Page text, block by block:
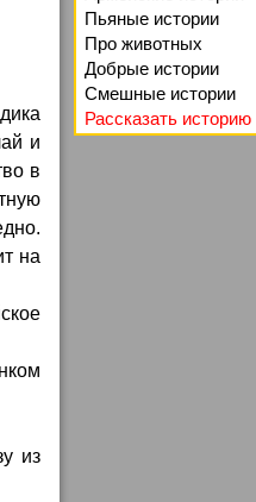
и
в
на
из
Пьяные истории
Про животных
Добрые истории
Смешные истории
Рассказать историю